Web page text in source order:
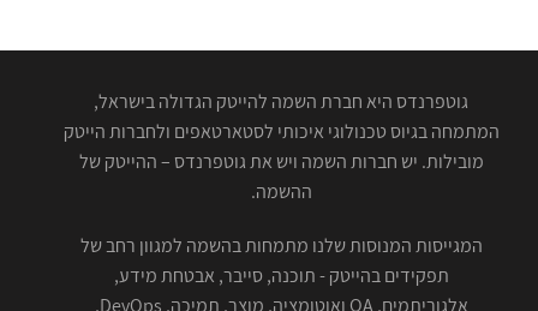
גוטפרנדס היא חברת השמה להייטק הגדולה בישראל,
המתמחה בגיוס טכנולוגי איכותי לסטארטאפים ולחברות הייטק
מובילות. יש חברות השמה ויש את גוטפרנדס – ההייטק של
ההשמה.
המגייסות המנוסות שלנו מתמחות בהשמה למגוון רחב של
תפקידים בהייטק - תוכנה, סייבר, אבטחת מידע,
אלגוריתמים, QA ואוטומציה, מוצר, תמיכה, DevOps,